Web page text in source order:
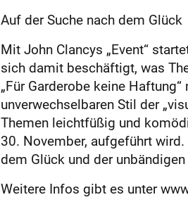
Auf der Suche nach dem Glück
Mit John Clancys „Event“
sich damit beschäftigt, was
„Für Garderobe keine
unverwechselbaren Stil der
Themen leichtfüßig und
30. November, aufgeführt
dem Glück und der
Weitere Infos gibt es unter